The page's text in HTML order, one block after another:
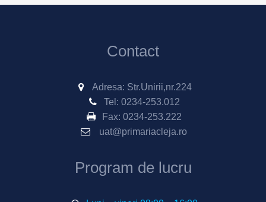
Contact
Adresa: Str.Unirii,nr.224
Tel: 0234-253.012
Fax: 0234-253.222
uat@primariacleja.ro
Program de lucru